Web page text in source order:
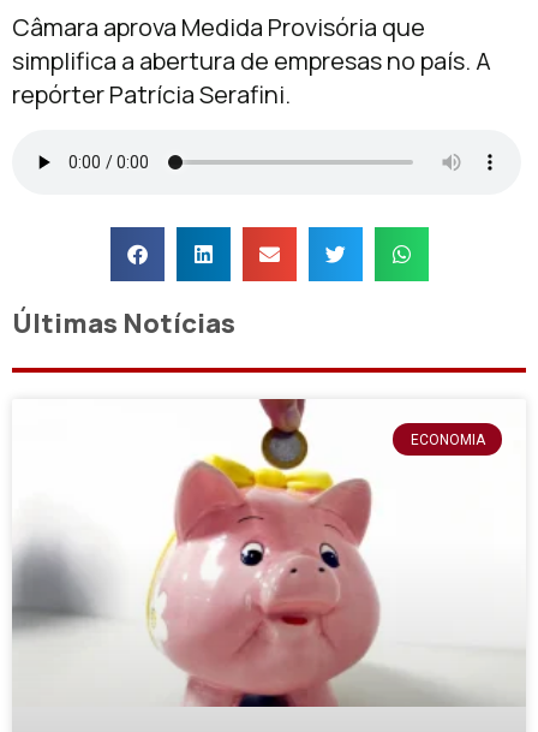
Câmara aprova Medida Provisória que
simplifica a abertura de empresas no país. A
repórter Patrícia Serafini.
Últimas Notícias
ECONOMIA